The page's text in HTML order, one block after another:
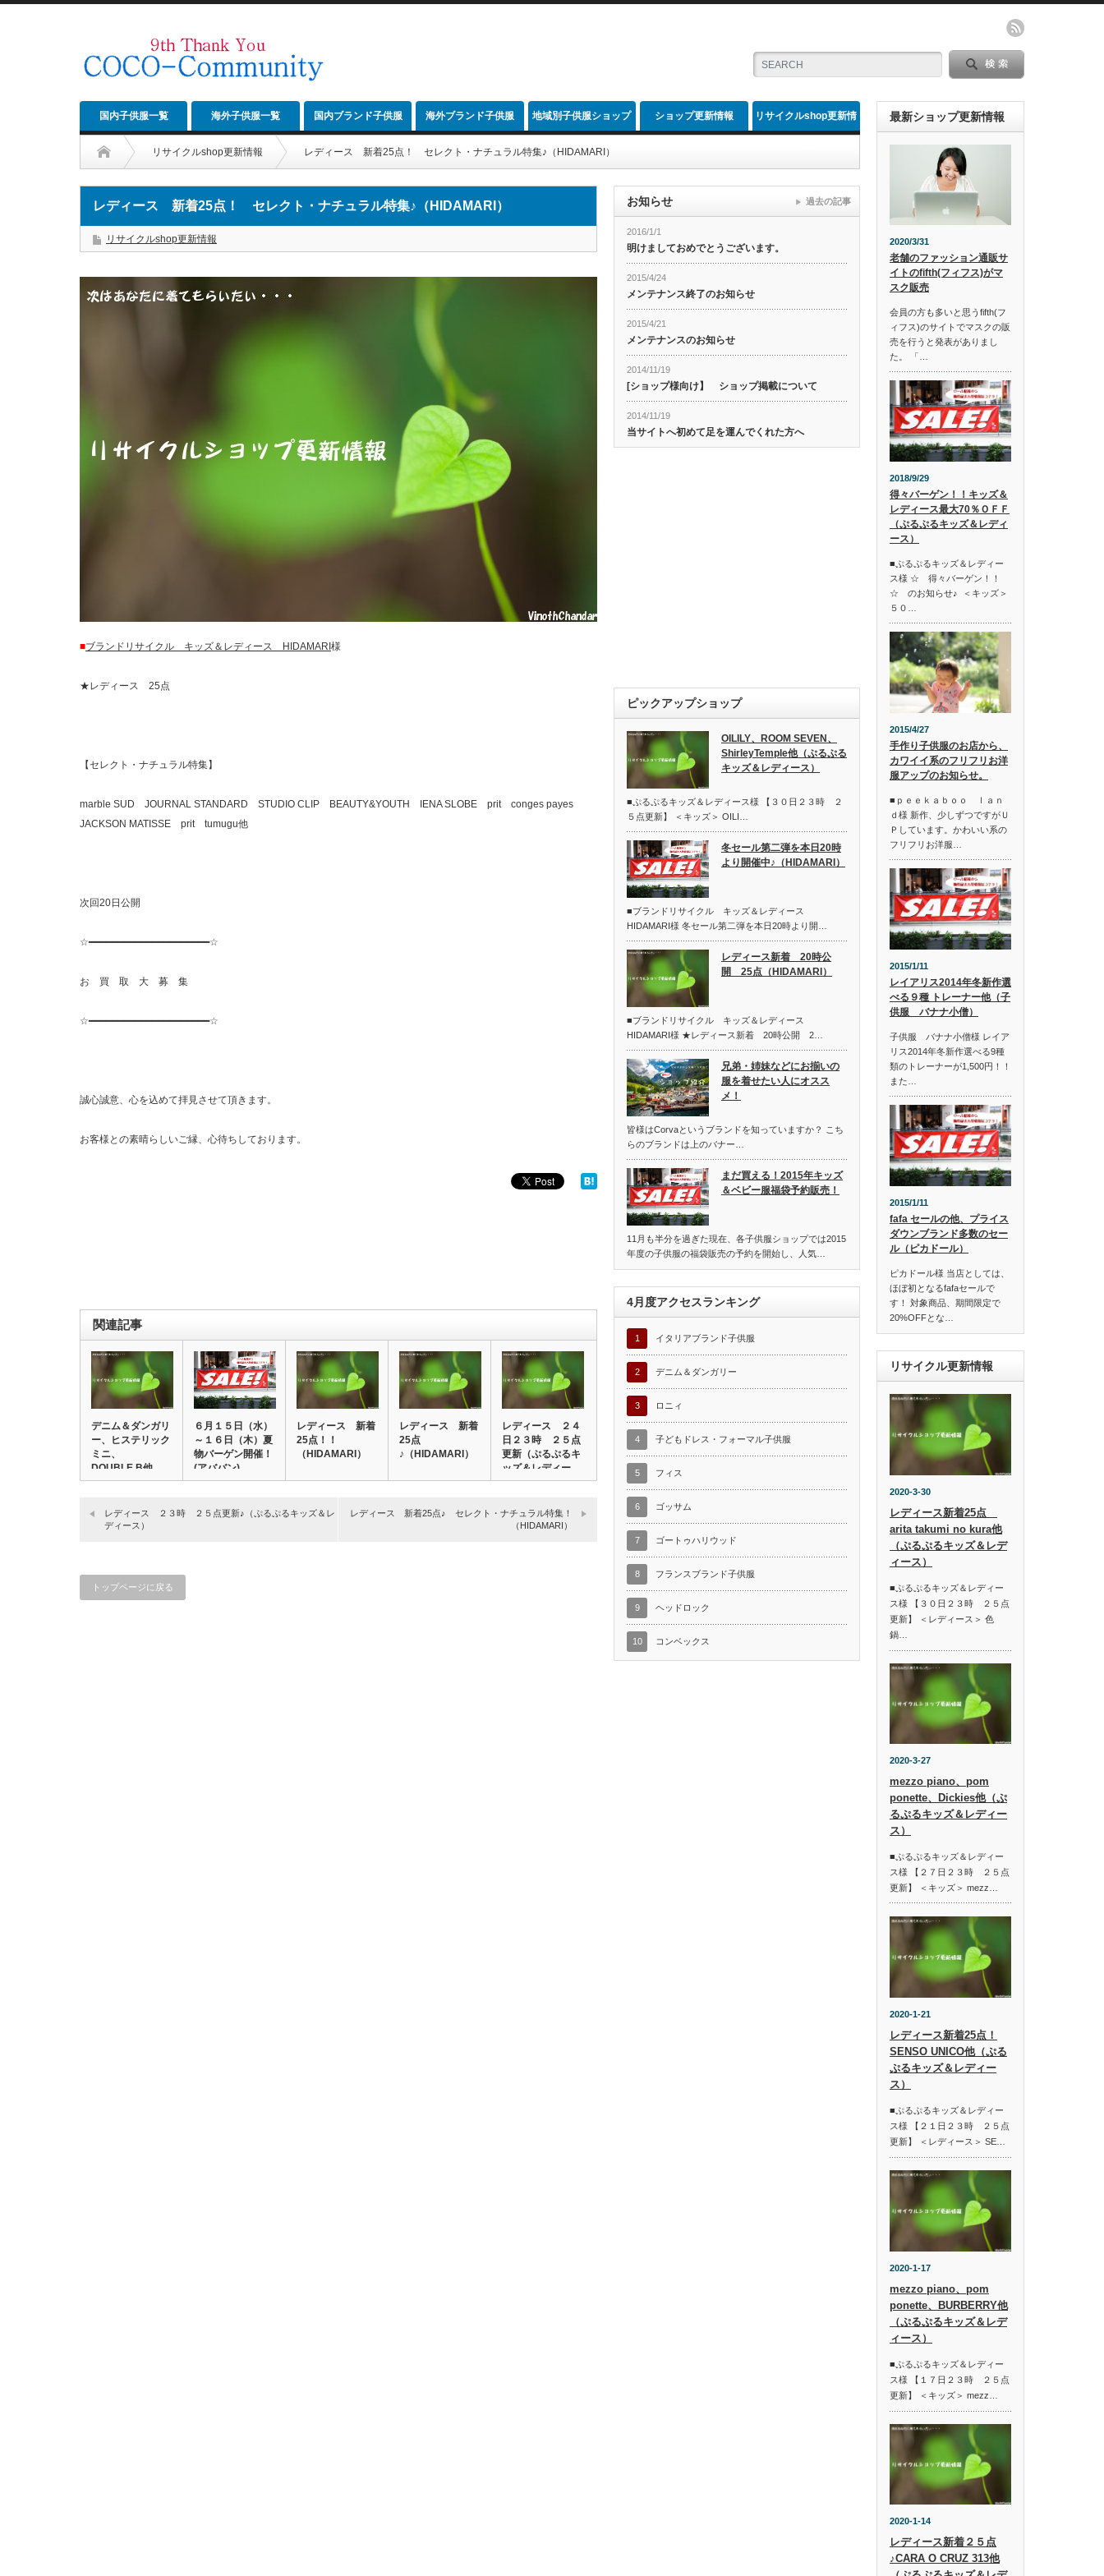
国内子供服一覧 海外子供服一覧 国内ブランド子供服 海外ブランド子供服 地域別子供服ショップ
link
ショップ更新情報 リサイクルshop更新情
リサイクルshop更新情報 レディース 新着25点！ セレクト・ナチュラル特集♪（HIDAMARI）
レディース 新着25点！ セレクト・ナチュラル特集♪（HIDAMARI）
リサイクルshop更新情報
■ブランドリサイクル キッズ＆レディース HIDAMARI 様
★レディース 25点
【セレクト・ナチュラル特集】
marble SUD JOURNAL STANDARD STUDIO CLIP BEAUTY&YOUTH IENA SLOBE prit conges payes
JACKSON MATISSE prit tumugu他
次回20日公開
☆━━━━━━━━━━━━━━━━━━━━━☆
お 買 取 大 募 集
☆━━━━━━━━━━━━━━━━━━━━━☆
誠心誠意、心を込めて拝見させて頂きます。
お客様との素晴らしいご縁、心待ちしております。
関連記事
デニム＆ダンガリ
ー、ヒステリック
ミニ、
DOUBLE.B他
（アババ…
６月１５日（水）
～１６日（木）夏
物バーゲン開催！
(アババン)
レディース 新着
25点！！
（HIDAMARI）
レディース 新着
25点
♪（HIDAMARI）
レディース ２４
日２３時 ２５点
更新（ぷるぷるキ
ッズ＆レディー
ス…
レディース ２３時 ２５点更新♪（ぷるぷるキッズ＆レ
ディース）
レディース 新着25点♪ セレクト・ナチュラル特集！
（HIDAMARI）
トップページに戻る
お知らせ
2016/1/1
明けましておめでとうございます。
2015/4/24
メンテナンス終了のお知らせ
2015/4/21
メンテナンスのお知らせ
2014/11/19
[ショップ様向け】 ショップ掲載について
2014/11/19
当サイトへ初めて足を運んでくれた方へ
過去の記事
ピックアップショップ
OILILY、ROOM SEVEN、
ShirleyTemple他（ぷるぷる
キッズ＆レディース）
■ぷるぷるキッズ＆レディース様 【３０日２３時 ２
５点更新】 ＜キッズ＞ OILI…
冬セール第二弾を本日20時
より開催中♪（HIDAMARI）
■ブランドリサイクル キッズ＆レディース
HIDAMARI様 冬セール第二弾を本日20時より開…
レディース新着 20時公
開 25点（HIDAMARI）
■ブランドリサイクル キッズ＆レディース
HIDAMARI様 ★レディース新着 20時公開 2…
兄弟・姉妹などにお揃いの
服を着せたい人にオスス
メ！
皆様はCorvaというブランドを知っていますか？ こち
らのブランドは上のバナー…
まだ買える！2015年キッズ
＆ベビー服福袋予約販売！
11月も半分を過ぎた現在、各子供服ショップでは2015
年度の子供服の福袋販売の予約を開始し、人気…
4月度アクセスランキング
1 イタリアブランド子供服
2 デニム＆ダンガリー
3 ロニィ
4 子どもドレス・フォーマル子供服
5 フィス
6 ゴッサム
7 ゴートゥハリウッド
8 フランスブランド子供服
9 ヘッドロック
10 コンベックス
最新ショップ更新情報
2020/3/31
老舗のファッション通販サ
イトのfifth(フィフス)がマ
スク販売
会員の方も多いと思うfifth(フ
ィフス)のサイトでマスクの販
売を行うと発表がありまし
た。 「…
2018/9/29
得々バーゲン！！キッズ＆
レディース最大70％ＯＦＦ
（ぷるぷるキッズ＆レディ
ース）
■ぷるぷるキッズ＆レディー
ス様 ☆ 得々バーゲン！！
☆ のお知らせ♪ ＜キッズ＞
５０…
2015/4/27
手作り子供服のお店から、
カワイイ系のフリフリお洋
服アップのお知らせ。
■ｐｅｅｋａｂｏｏ ｌａｎ
ｄ様 新作、少しずつですがＵ
Ｐしています。かわいい系の
フリフリお洋服…
2015/1/11
レイアリス2014年冬新作選
べる９種 トレーナー他（子
供服 バナナ小僧）
子供服 バナナ小僧様 レイア
リス2014年冬新作選べる9種
類のトレーナーが1,500円！！
また…
2015/1/11
fafa セールの他、プライス
ダウンブランド多数のセー
ル（ピカドール）
ピカドール様 当店としては、
ほぼ初となるfafaセールで
す！ 対象商品、期間限定で
20%OFFとな…
リサイクル更新情報
2020-3-30
レディース新着25点
arita takumi no kura他
（ぷるぷるキッズ＆レデ
ィース）
■ぷるぷるキッズ＆レディー
ス様 【３０日２３時 ２５点
更新】 ＜レディース＞ 色
鍋…
2020-3-27
mezzo piano、pom
ponette、Dickies他（ぷ
るぷるキッズ＆レディー
ス）
■ぷるぷるキッズ＆レディー
ス様 【２７日２３時 ２５点
更新】 ＜キッズ＞ mezz…
2020-1-21
レディース新着25点！
SENSO UNICO他（ぷる
ぷるキッズ＆レディー
ス）
■ぷるぷるキッズ＆レディー
ス様 【２１日２３時 ２５点
更新】 ＜レディース＞ SE…
2020-1-17
mezzo piano、pom
ponette、BURBERRY他
（ぷるぷるキッズ＆レデ
ィース）
■ぷるぷるキッズ＆レディー
ス様 【１７日２３時 ２５点
更新】 ＜キッズ＞ mezz…
2020-1-14
レディース新着２５点
♪CARA O CRUZ 313他